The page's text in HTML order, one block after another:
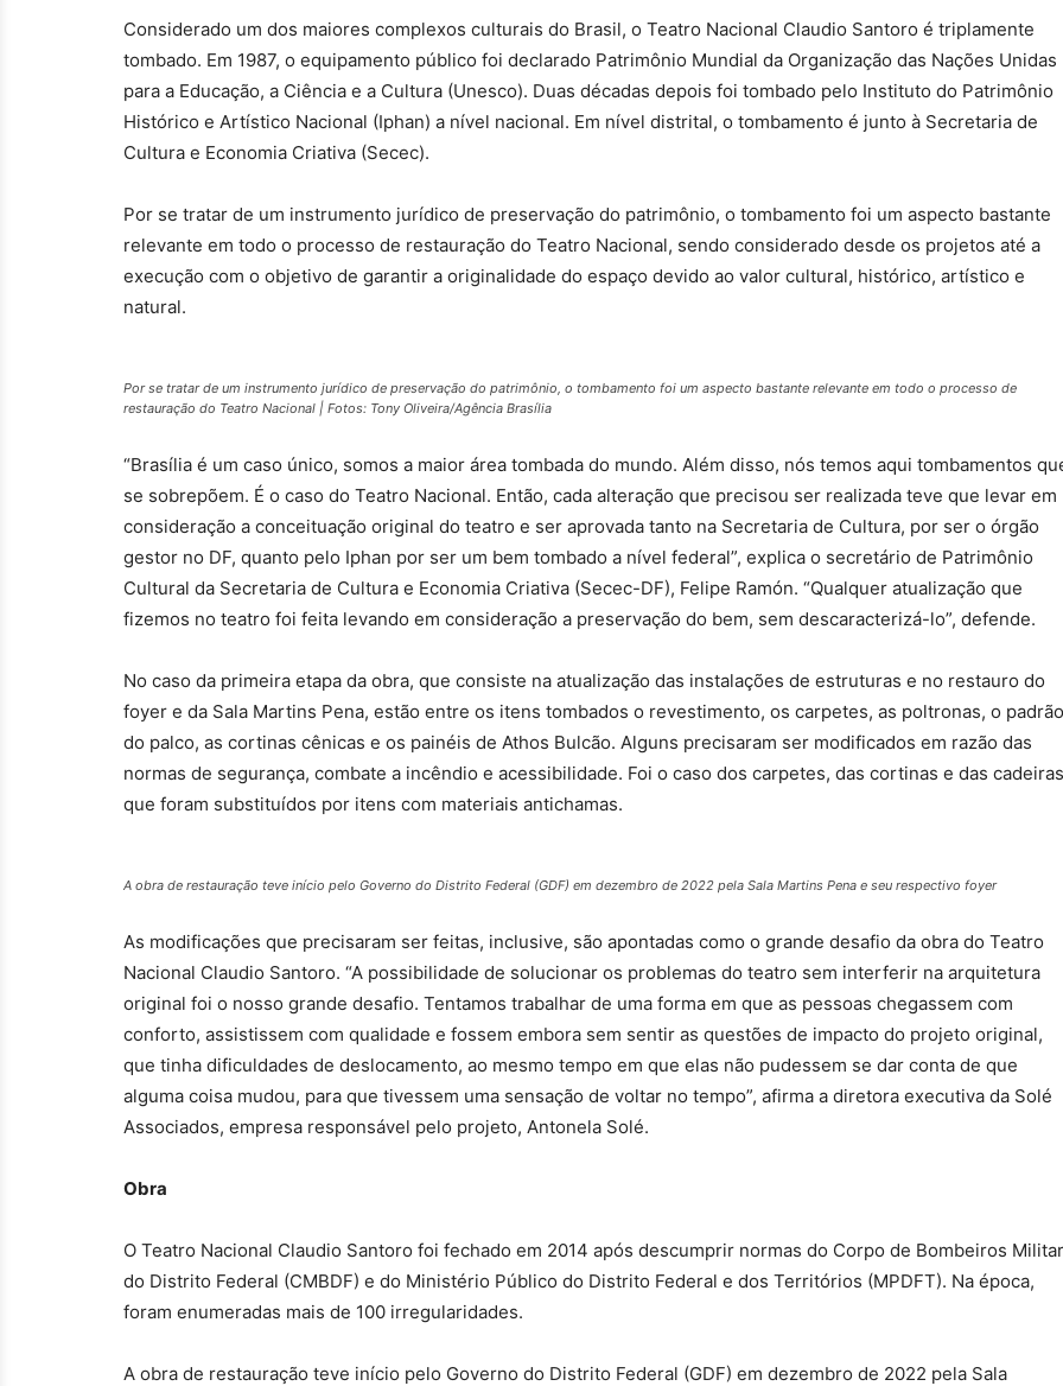
Considerado um dos maiores complexos culturais do Brasil, o Teatro Nacional Claudio Santoro é triplamente
tombado. Em 1987, o equipamento público foi declarado Patrimônio Mundial da Organização das Nações Unidas
para a Educação, a Ciência e a Cultura (Unesco). Duas décadas depois foi tombado pelo Instituto do Patrimônio
Histórico e Artístico Nacional (Iphan) a nível nacional. Em nível distrital, o tombamento é junto à Secretaria de
Cultura e Economia Criativa (Secec).
Por se tratar de um instrumento jurídico de preservação do patrimônio, o tombamento foi um aspecto bastante
relevante em todo o processo de restauração do Teatro Nacional, sendo considerado desde os projetos até a
execução com o objetivo de garantir a originalidade do espaço devido ao valor cultural, histórico, artístico e
natural.
Por se tratar de um instrumento jurídico de preservação do patrimônio, o tombamento foi um aspecto bastante relevante em todo o processo de
restauração do Teatro Nacional | Fotos: Tony Oliveira/Agência Brasília
“Brasília é um caso único, somos a maior área tombada do mundo. Além disso, nós temos aqui tombamentos
se sobrepõem. É o caso do Teatro Nacional. Então, cada alteração que precisou ser realizada teve que levar em
consideração a conceituação original do teatro e ser aprovada tanto na Secretaria de Cultura, por ser o órgão
gestor no DF, quanto pelo Iphan por ser um bem tombado a nível federal”, explica o secretário de Patrimônio
Cultural da Secretaria de Cultura e Economia Criativa (Secec-DF), Felipe Ramón. “Qualquer atualização que
fizemos no teatro foi feita levando em consideração a preservação do bem, sem descaracterizá-lo”, defende.
No caso da primeira etapa da obra, que consiste na atualização das instalações de estruturas e no restauro do
foyer e da Sala Martins Pena, estão entre os itens tombados o revestimento, os carpetes, as poltronas, o padrão
do palco, as cortinas cênicas e os painéis de Athos Bulcão. Alguns precisaram ser modificados em razão das
normas de segurança, combate a incêndio e acessibilidade. Foi o caso dos carpetes, das cortinas e das cadeiras
que foram substituídos por itens com materiais antichamas.
A obra de restauração teve início pelo Governo do Distrito Federal (GDF) em dezembro de 2022 pela Sala Martins Pena e seu respectivo foyer
As modificações que precisaram ser feitas, inclusive, são apontadas como o grande desafio da obra do Teatro
Nacional Claudio Santoro. “A possibilidade de solucionar os problemas do teatro sem interferir na arquitetura
original foi o nosso grande desafio. Tentamos trabalhar de uma forma em que as pessoas chegassem com
conforto, assistissem com qualidade e fossem embora sem sentir as questões de impacto do projeto original,
que tinha dificuldades de deslocamento, ao mesmo tempo em que elas não pudessem se dar conta de que
alguma coisa mudou, para que tivessem uma sensação de voltar no tempo”, afirma a diretora executiva da Solé
Associados, empresa responsável pelo projeto, Antonela Solé.
Obra
O Teatro Nacional Claudio Santoro foi fechado em 2014 após descumprir normas do Corpo de Bombeiros Militar
do Distrito Federal (CMBDF) e do Ministério Público do Distrito Federal e dos Territórios (MPDFT). Na época,
foram enumeradas mais de 100 irregularidades.
A obra de restauração teve início pelo Governo do Distrito Federal (GDF) em dezembro de 2022 pela Sala